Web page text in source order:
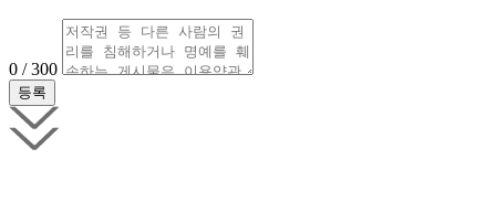
0 / 300